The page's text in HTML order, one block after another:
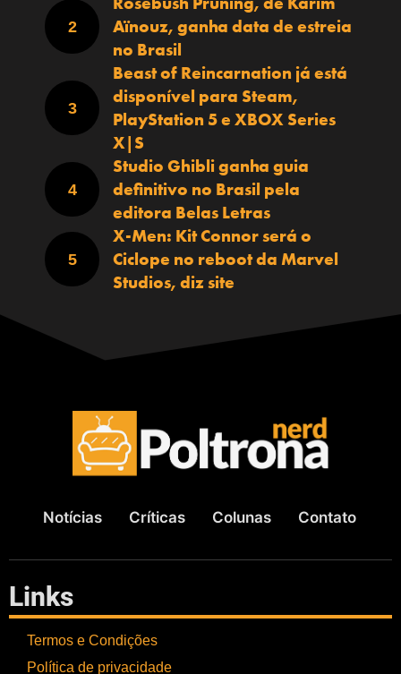
Aïnouz, ganha data de estreia
no Brasil
Beast of Reincarnation já está
disponível para Steam,
PlayStation 5 e XBOX Series
X|S
Studio Ghibli ganha guia
definitivo no Brasil pela
editora Belas Letras
X-Men: Kit Connor será o
Ciclope no reboot da Marvel
Studios, diz site
Notícias Críticas Colunas Contato
Links
Termos e Condições
Política de privacidade